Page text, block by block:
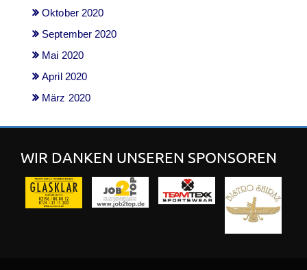
Oktober 2020
September 2020
Mai 2020
April 2020
März 2020
WIR DANKEN UNSEREN SPONSOREN